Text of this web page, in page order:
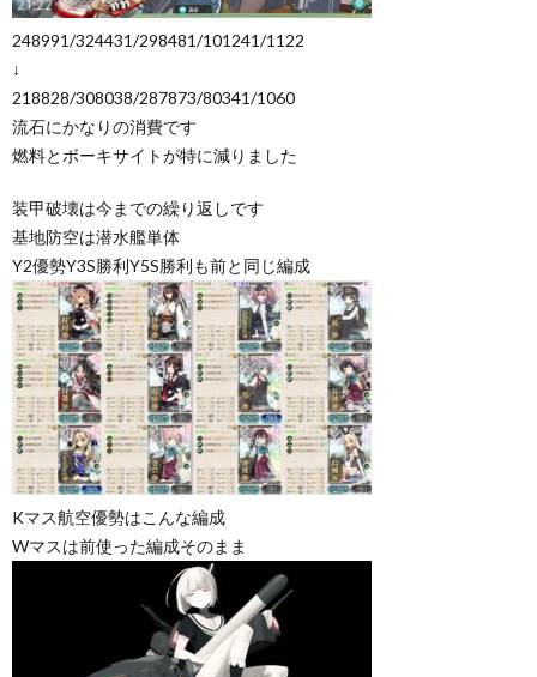
248991/324431/298481/101241/1122
↓
218828/308038/287873/80341/1060
流石にかなりの消費です
燃料とボーキサイトが特に減りました
装甲破壊は今までの繰り返しです
基地防空は潜水艦単体
Y2優勢Y3S勝利Y5S勝利も前と同じ編成
Kマス航空優勢はこんな編成
Wマスは前使った編成そのまま